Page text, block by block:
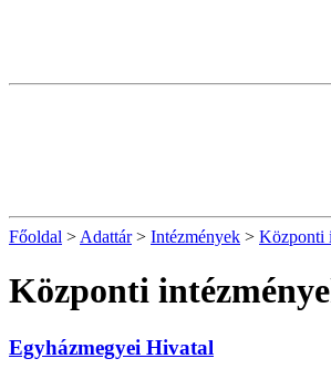
Főoldal > Adattár> Intézmények > Központi
Központi
Egyházmegyei Hivatal